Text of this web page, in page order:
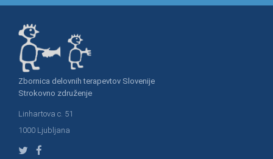
Zbornica delovnih terapevtov Slovenije
Strokovno združenje
Linhartova c. 51
1000 Ljubljana